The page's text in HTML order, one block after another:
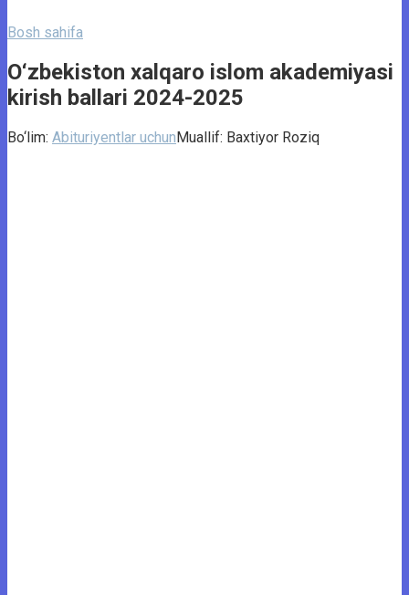
Bosh sahifa
O‘zbekiston xalqaro islom akademiyasi
kirish ballari 2024-2025
Bo‘lim: Abituriyentlar uchunMuallif: Baxtiyor Roziq